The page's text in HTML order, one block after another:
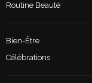
Routine Beauté
Bien-Être
Célébrations